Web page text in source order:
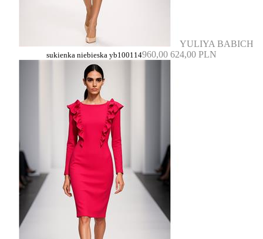
YULIYA BABICH
sukienka niebieska yb100114960,00 624,00 PLN